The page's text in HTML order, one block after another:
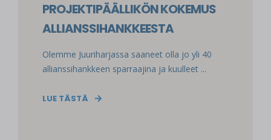
PROJEKTIPÄÄLLIKÖN KOKEMUS
ALLIANSSIHANKKEESTA
Olemme Juuriharjassa saaneet olla jo yli 40
allianssihankkeen sparraajina ja kuulleet ...
LUE TÄSTÄ